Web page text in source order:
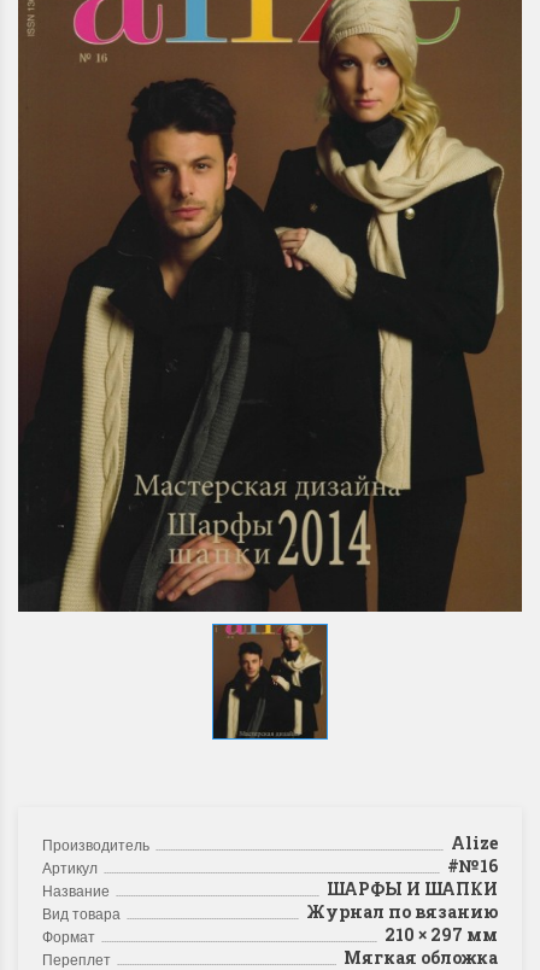
Производитель Alize
Артикул #№16
Название ШАРФЫ И ШАПКИ
Вид товара Журнал по вязанию
Формат 210 × 297 мм
Переплет Мягкая обложка